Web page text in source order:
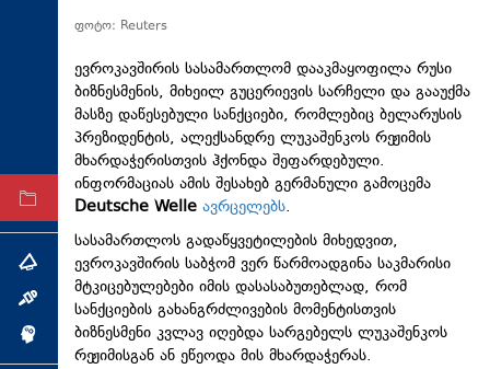
სპორტი
ტექნოლოგიები
ტაბლოიდი
არქივი
თემა
ინტერვიუ
ინქვიზიცია
ფოტო: Reuters
ევროკავშირის სასამართლომ დააკმაყოფილა რუსი
ბიზნესმენის, მიხეილ გუცერიევის სარჩელი და გააუქმა
მასზე დაწესებული სანქციები, რომლებიც ბელარუსის
პრეზიდენტის, ალექსანდრე ლუკაშენკოს რეჟიმის
მხარდაჭერისთვის ჰქონდა შეფარდებული.
ინფორმაციას ამის შესახებ გერმანული გამოცემა
Deutsche Welle ავრცელებს.
სასამართლოს გადაწყვეტილების მიხედვით,
ევროკავშირის საბჭომ ვერ წარმოადგინა საკმარისი
მტკიცებულებები იმის დასასაბუთებლად, რომ
სანქციების გახანგრძლივების მომენტისთვის
ბიზნესმენი კვლავ იღებდა სარგებელს ლუკაშენკოს
რეჟიმისგან ან ეწეოდა მის მხარდაჭერას.